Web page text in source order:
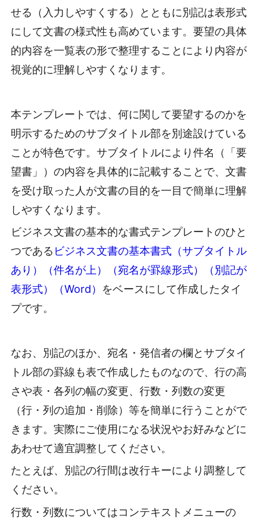
せる（入力しやすくする）とともに別記は表形式
にして文書の様式性も高めています。要望の具体
的内容を一覧表の形で整理することにより内容が
視覚的に理解しやすくなります。
本テンプレートでは、何に関して要望するのかを
明示するためのサブタイトル部を別途設けている
ことが特色です。サブタイトルにより件名（「要
望書」）の内容を具体的に記載することで、文書
を受け取った人が文書の目的を一目で簡単に理解
しやすくなります。
ビジネス文書の基本的な書式テンプレートのひと
つである ビジネス文書の基本書式（サブタイトル
あり）（件名が上）（宛名が罫線形式）（別記が
表形式）（Word） をベースにして作成したタイ
プです。
なお、別記のほか、宛名・発信者の欄とサブタイ
トル部の罫線も表で作成したものなので、行の高
さや表・各列の幅の変更、行数・列数の変更
（行・列の追加・削除）等を簡単に行うことがで
きます。実際にご使用になる状況やお好みなどに
あわせて適宜調整してください。
たとえば、別記の行間は改行キーにより調整して
ください。
行数・列数についてはコンテキストメニューの